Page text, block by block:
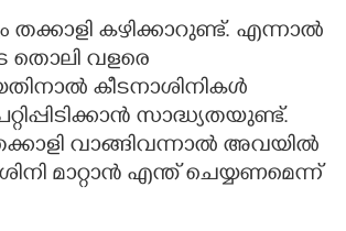
തക്കാളി കഴിക്കാറുണ്ട്. എന്നാൽ
തൊലി വളരെ
കീടനാശിനികൾ
സാദ്ധ്യതയുണ്ട്.
വാങ്ങിവന്നാൽ അവയിൽ
മാറ്റാൻ എന്ത് ചെയ്യണമെന്ന്